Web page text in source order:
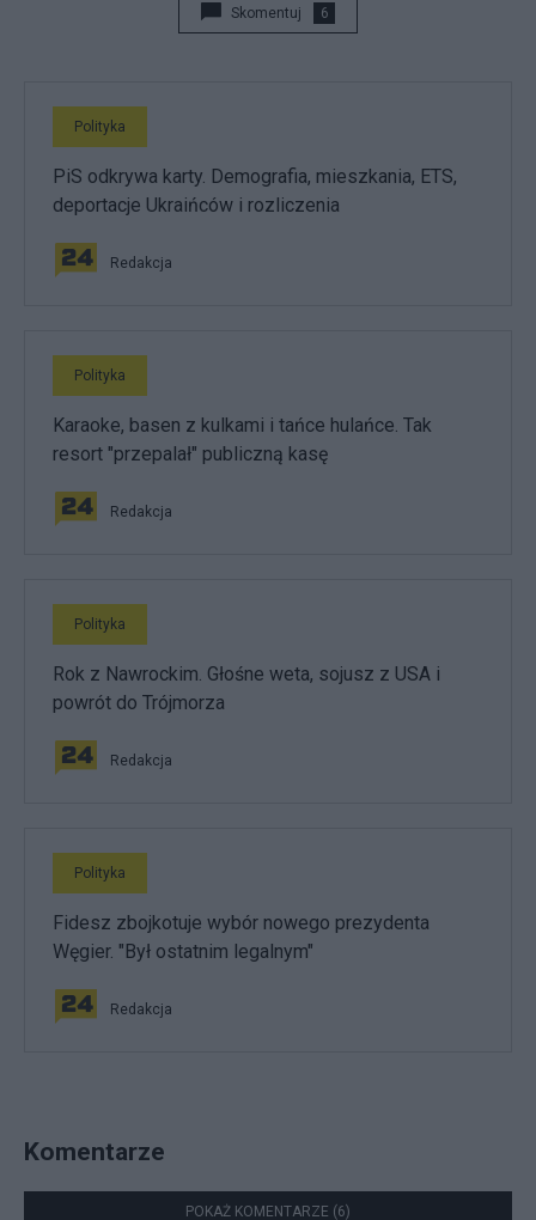
Skomentuj 6
Polityka
PiS odkrywa karty. Demografia, mieszkania, ETS,
deportacje Ukraińców i rozliczenia
Redakcja
Polityka
Karaoke, basen z kulkami i tańce hulańce. Tak
resort "przepalał" publiczną kasę
Redakcja
Polityka
Rok z Nawrockim. Głośne weta, sojusz z USA i
powrót do Trójmorza
Redakcja
Polityka
Fidesz zbojkotuje wybór nowego prezydenta
Węgier. "Był ostatnim legalnym"
Redakcja
Komentarze
POKAŻ KOMENTARZE (6)